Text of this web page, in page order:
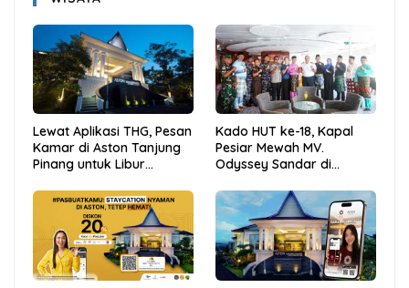
Lewat Aplikasi THG, Pesan
Kamar di Aston Tanjung
Pinang untuk Libur
dan Hemat
Kado HUT ke-18, Kapal
Pesiar Mewah MV.
Odyssey Sandar di
Anambas Siap Mendunia